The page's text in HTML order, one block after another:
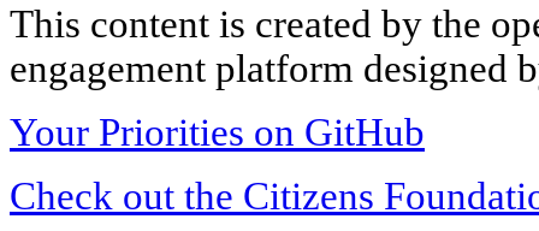
This content is created by the
engagement platform designed
Your Priorities on GitHub
Check out the Citizens